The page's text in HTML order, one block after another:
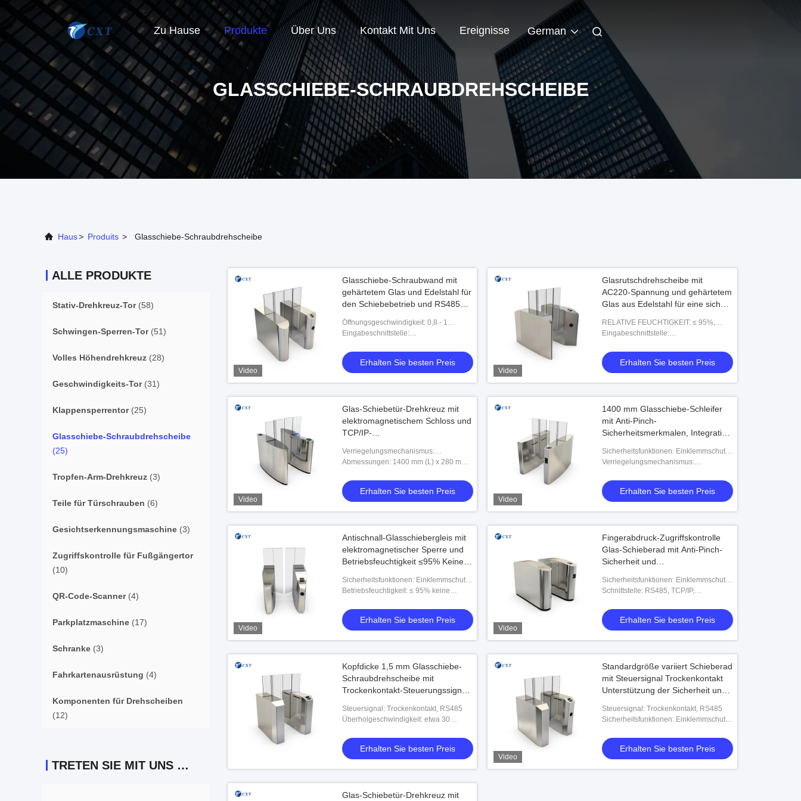
Zu Hause Produkte Über Uns Kontakt Mit Uns Ereignisse German
GLASSCHIEBE-SCHRAUBDREHSCHEIBE
Haus> Produits > Glasschiebe-Schraubdrehscheibe
ALLE PRODUKTE
Stativ-Drehkreuz-Tor(58)
Schwingen-Sperren-Tor(51)
Volles Höhendrehkreuz (28)
Geschwindigkeits-Tor(31)
Klappensperrentor(25)
Glasschiebe-Schraubdrehscheibe
(25)
Tropfen-Arm-Drehkreuz (3)
Teile für Türschrauben (6)
Gesichtserkennungsmaschine (3)
Zugriffskontrolle für Fußgängertor
(10)
QR-Code-Scanner(4)
Parkplatzmaschine (17)
Schranke (3)
Fahrkartenausrüstung (4)
Komponenten für Drehscheiben
(12)
TRETEN SIE MIT UNS IN VERBINDUNG
Video
Glasschiebe-Schraubwand mit
gehärtetem Glas und Edelstahl für
den Schiebebetrieb und RS485
Öffnungsgeschwindigkeit: 0,8 - 1
Sekunde
Eingabeschnittstelle:
Erhalten Sie besten Preis
Video
Glasrutschdrehscheibe mit
AC220-Spannung und gehärtetem
Glas aus Edelstahl für eine sichere
RELATIVE FEUCHTIGKEIT: ≤ 95%,
keine Kondensation
Eingabeschnittstelle:
Erhalten Sie besten Preis
Video
Glas-Schiebetür-Drehkreuz mit
elektromagnetischem Schloss und
TCP/IP-
sichere Zugangskontrolle und
Einklemmschutz
Verriegelungsmechanismus:
Elektromagnetische Sperre
Abmessungen: 1400 mm (L) x 280 mm
Erhalten Sie besten Preis
Video
1400 mm Glasschiebe-Schleifer
mit Anti-Pinch-
Sicherheitsmerkmalen, Integration
elektromagnetischem Schloss für
Bürogebäude
Sicherheitsfunktionen: Einklemmschutz,
Notfall-Feueralarm-Integration
Verriegelungsmechanismus:
Erhalten Sie besten Preis
Video
Antischnall-Glasschiebergleis mit
elektromagnetischer Sperre und
Betriebsfeuchtigkeit ≤95% Keine
Zugangskontrolle
Sicherheitsfunktionen: Einklemmschutz,
Notfall-Feueralarm-Integration
Betriebsfeuchtigkeit: ≤ 95% keine
Erhalten Sie besten Preis
Video
Fingerabdruck-Zugriffskontrolle
Glas-Schieberad mit Anti-Pinch-
Sicherheit und
Personen pro Minute für den
Sicherheitsfunktionen: Einklemmschutz,
manuelle Notöffnung
Schnittstelle: RS485, TCP/IP,
Erhalten Sie besten Preis
Kopfdicke 1,5 mm Glasschiebe-
Schraubdrehscheibe mit
Trockenkontakt-Steuerungssignal
Eintrittsverwaltung
Steuersignal: Trockenkontakt, RS485
Überholgeschwindigkeit: etwa 30
Erhalten Sie besten Preis
Video
Standardgröße variiert Schieberad
mit Steuersignal Trockenkontakt
Unterstützung der Sicherheit und
Steuersignal: Trockenkontakt, RS485
Sicherheitsfunktionen: Einklemmschutz,
Erhalten Sie besten Preis
Glas-Schiebetür-Drehkreuz mit